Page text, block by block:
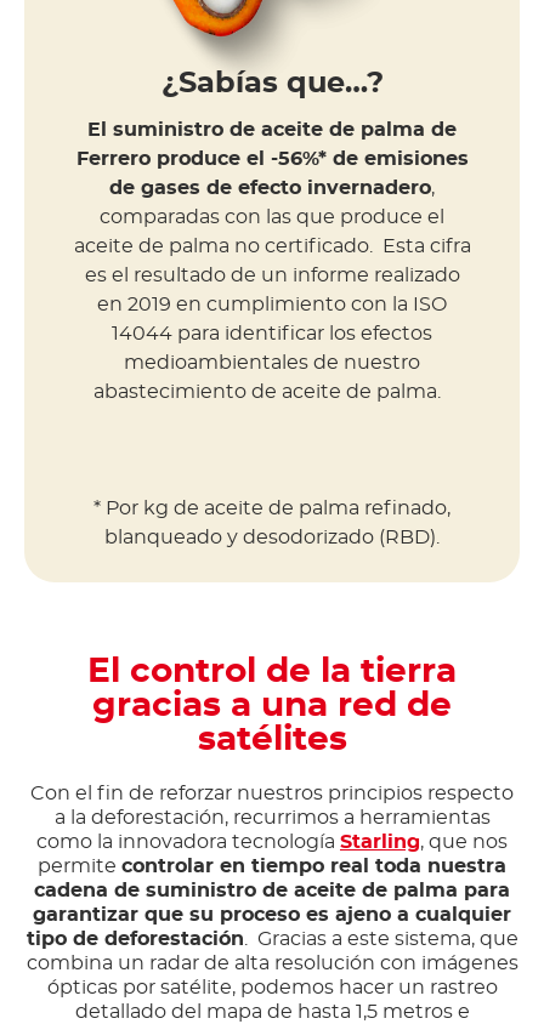
¿Sabías que…?
El suministro de aceite de palma de
Ferrero produce el -56%* de emisiones
de gases de efecto invernadero,
comparadas con las que produce el
aceite de palma no certificado. Esta cifra
es el resultado de un informe realizado
en 2019 en cumplimiento con la ISO
14044 para identificar los efectos
medioambientales de nuestro
abastecimiento de aceite de palma.
* Por kg de aceite de palma refinado,
blanqueado y desodorizado (RBD).
El control de la tierra
gracias a una red de
satélites
Con el fin de reforzar nuestros principios respecto
a la deforestación, recurrimos a herramientas
como la innovadora tecnología Starling, que nos
permite controlar en tiempo real toda nuestra
cadena de suministro de aceite de palma para
garantizar que su proceso es ajeno a cualquier
tipo de deforestación . Gracias a este sistema, que
combina un radar de alta resolución con imágenes
ópticas por satélite, podemos hacer un rastreo
detallado del mapa de hasta 1,5 metros e